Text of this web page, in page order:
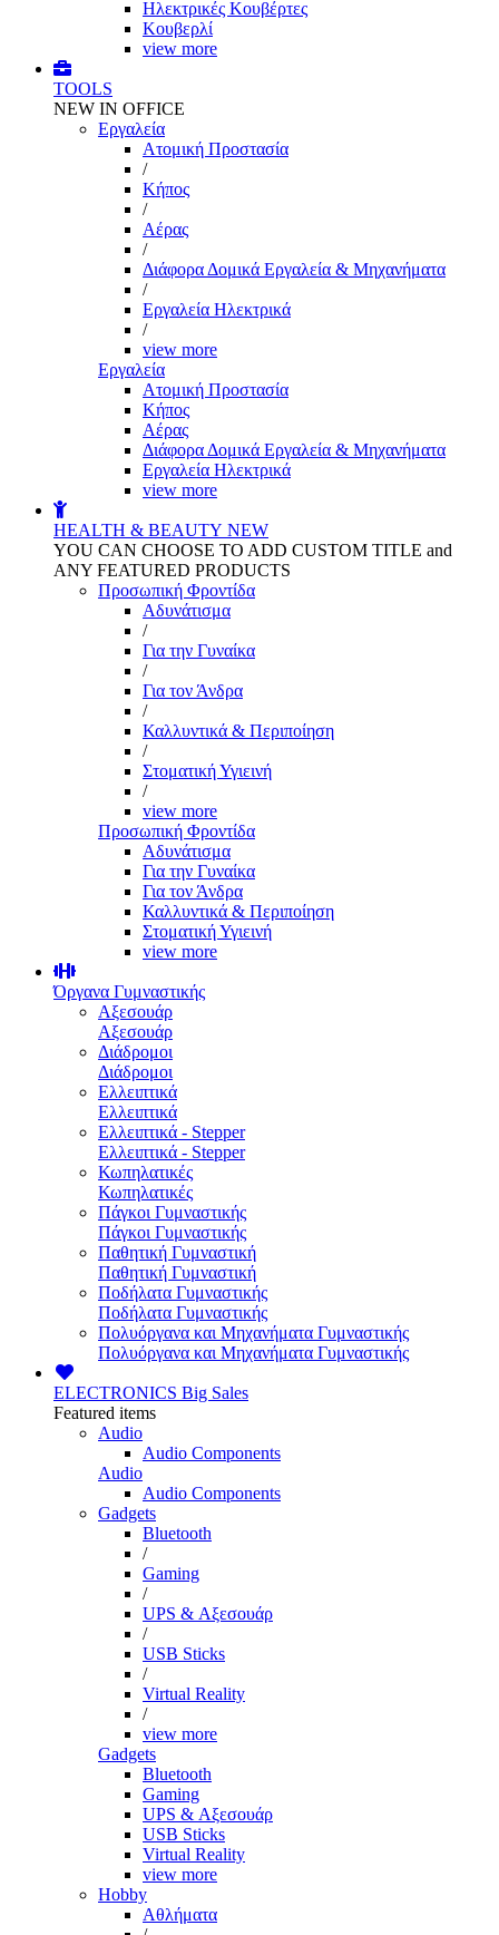
Ηλεκτρικές Κουβέρτες
Κουβερλί
view more
TOOLS
NEW IN OFFICE
Εργαλεία
Aτομική Προστασία
/
Kήπος
/
Αέρας
/
Διάφορα Δομικά Εργαλεία & Μηχανήματα
/
Εργαλεία Ηλεκτρικά
/
view more
Εργαλεία
Aτομική Προστασία
Kήπος
Αέρας
Διάφορα Δομικά Εργαλεία & Μηχανήματα
Εργαλεία Ηλεκτρικά
view more
HEALTH & BEAUTY NEW
YOU CAN CHOOSE TO ADD CUSTOM TITLE and
ANY FEATURED PRODUCTS
Προσωπική Φροντίδα
Αδυνάτισμα
/
Για την Γυναίκα
/
Για τον Άνδρα
/
Καλλυντικά & Περιποίηση
/
Στοματική Υγιεινή
/
view more
Προσωπική Φροντίδα
Αδυνάτισμα
Για την Γυναίκα
Για τον Άνδρα
Καλλυντικά & Περιποίηση
Στοματική Υγιεινή
view more
Όργανα Γυμναστικής
Αξεσουάρ
Αξεσουάρ
Διάδρομοι
Διάδρομοι
Ελλειπτικά
Ελλειπτικά
Ελλειπτικά - Stepper
Ελλειπτικά - Stepper
Κωπηλατικές
Κωπηλατικές
Πάγκοι Γυμναστικής
Πάγκοι Γυμναστικής
Παθητική Γυμναστική
Παθητική Γυμναστική
Ποδήλατα Γυμναστικής
Ποδήλατα Γυμναστικής
Πολυόργανα και Μηχανήματα Γυμναστικής
Πολυόργανα και Μηχανήματα Γυμναστικής
ELECTRONICS Big Sales
Featured items
Audio
Audio Components
Audio
Audio Components
Gadgets
Bluetooth
/
Gaming
/
UPS & Αξεσουάρ
/
USB Sticks
/
Virtual Reality
/
view more
Gadgets
Bluetooth
Gaming
UPS & Αξεσουάρ
USB Sticks
Virtual Reality
view more
Hobby
Αθλήματα